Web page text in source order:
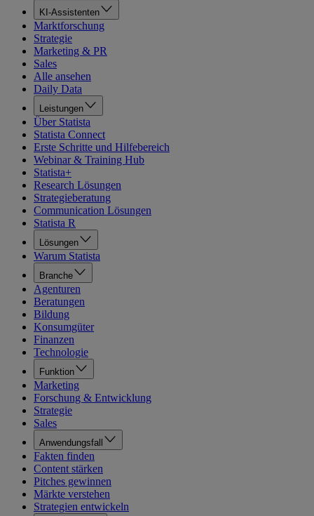
KI-Assistenten
Marktforschung
Strategie
Marketing & PR
Sales
Alle ansehen
Daily Data
Leistungen
Über Statista
Statista Connect
Erste Schritte und Hilfebereich
Webinar & Training Hub
Statista+
Research Lösungen
Strategieberatung
Communication Lösungen
Statista R
Lösungen
Warum Statista
Branche
Agenturen
Beratungen
Bildung
Konsumgüter
Finanzen
Technologie
Funktion
Marketing
Forschung & Entwicklung
Strategie
Sales
Anwendungsfall
Fakten finden
Content stärken
Pitches gewinnen
Märkte verstehen
Strategien entwickeln